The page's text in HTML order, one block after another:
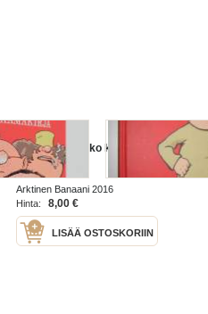
Fingerporin koko kuva 1
Arktinen Banaani 2016
Hinta:
8,00 €
LISÄÄ OSTOSKORIIN